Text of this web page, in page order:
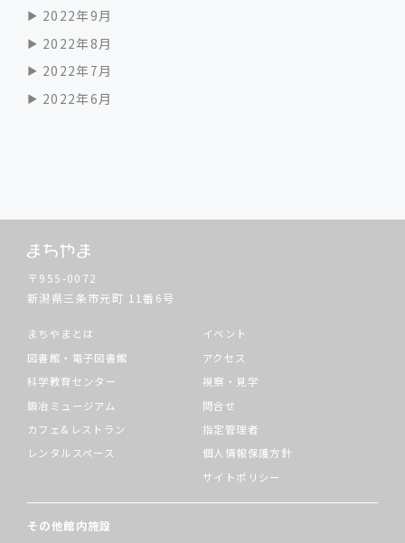
2022年9月
2022年8月
2022年7月
2022年6月
〒955-0072
新潟県三条市元町 11番6号
まちやまとは
図書館・電子図書館
科学教育センター
鍛冶ミュージアム
カフェ&レストラン
レンタルスペース
イベント
アクセス
視察・見学
問合せ
指定管理者
個人情報保護方針
サイトポリシー
その他館内施設